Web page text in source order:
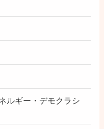
ルギー・デモクラシ